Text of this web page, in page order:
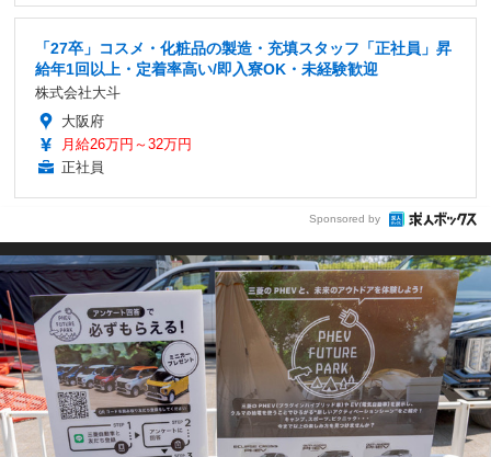
「27卒」コスメ・化粧品の製造・充填スタッフ「正社員」昇
給年1回以上・定着率高い/即入寮OK・未経験歓迎
株式会社大斗
大阪府
月給26万円～32万円
正社員
Sponsored by